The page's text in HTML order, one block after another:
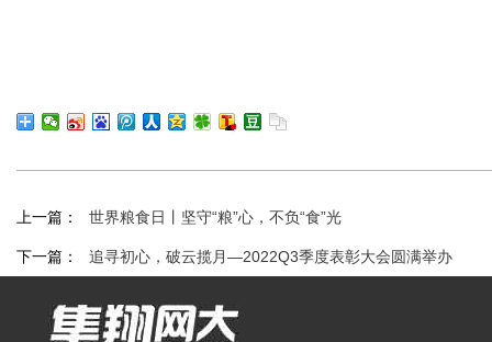
上一篇： 世界粮食日丨坚守“粮”心，不负“食”光
下一篇： 追寻初心，破云揽月—2022Q3季度表彰大会圆满举办